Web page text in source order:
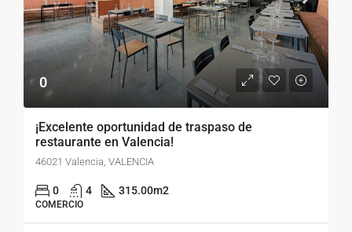
0
¡Excelente oportunidad de traspaso de
restaurante en Valencia!
46021 Valencia, VALENCIA
0 4 315.00m2
COMERCIO